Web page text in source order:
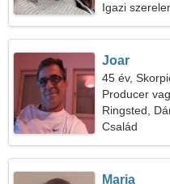
Igazi
Joar
45 év,
Producer
Ringsted,
Család
Maria